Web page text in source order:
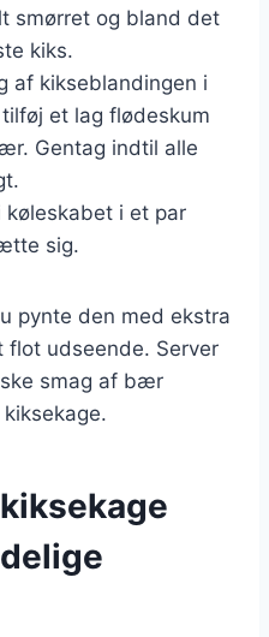
smørret og bland det
kiks.
af kikseblandingen i
et lag flødeskum
Gentag indtil alle
i et par
sig.
pynte den med ekstra
udseende. Server
smag af bær